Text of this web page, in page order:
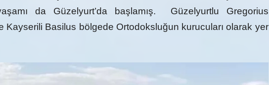
da Güzelyurt’da başlamış. Güzelyurtlu Gregorius
Kayserili Basilus bölgede Ortodoksluğun kurucuları olarak yer